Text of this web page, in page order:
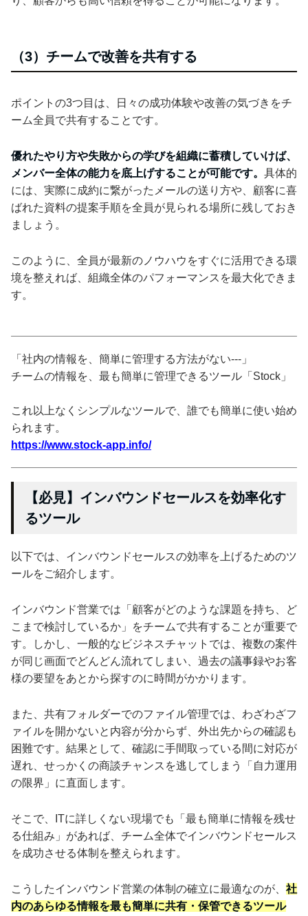
（3）チームで改善を共有する
ポイントの3つ目は、日々の成功体験や改善の気づきをチ
ーム全員で共有することです。
優れたやり方や失敗からの学びを組織に蓄積していけば、
メンバー全体の能力を底上げすることが可能です。 具体的
には、実際に成約に繋がったメールの送り方や、顧客に喜
ばれた資料の提案手順を全員が見られる場所に残しておき
ましょう。
このように、全員が最新のノウハウをすぐに活用できる環
境を整えれば、組織全体のパフォーマンスを最大化できま
す。
「社内の情報を、簡単に管理する方法がない---」
チームの情報を、最も簡単に管理できるツール「Stock」
これ以上なくシンプルなツールで、誰でも簡単に使い始め
られます。
https://www.stock-app.info/
【必見】インバウンドセールスを効率化す
るツール
以下では、インバウンドセールスの効率を上げるためのツ
ールをご紹介します。
インバウンド営業では「顧客がどのような課題を持ち、ど
こまで検討しているか」をチームで共有することが重要で
す。しかし、一般的なビジネスチャットでは、複数の案件
が同じ画面でどんどん流れてしまい、過去の議事録やお客
様の要望をあとから探すのに時間がかかります。
また、共有フォルダーでのファイル管理では、わざわざフ
ァイルを開かないと内容が分からず、外出先からの確認も
困難です。結果として、確認に手間取っている間に対応が
遅れ、せっかくの商談チャンスを逃してしまう「自力運用
の限界」に直面します。
そこで、ITに詳しくない現場でも「最も簡単に情報を残せ
る仕組み」があれば、チーム全体でインバウンドセールス
を成功させる体制を整えられます。
こうしたインバウンド営業の体制の確立に最適なのが、 社
内のあらゆる情報を最も簡単に共有・保管できるツール